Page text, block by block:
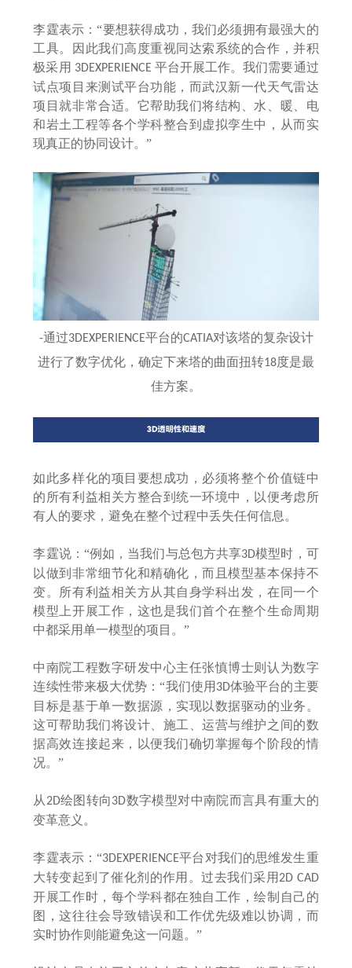
李霆表示：“要想获得成功，我们必须拥有最强大的
工具。因此我们高度重视同达索系统的合作，并积
极采用 3DEXPERIENCE 平台开展工作。我们需要通过
试点项目来测试平台功能，而武汉新一代天气雷达
项目就非常合适。它帮助我们将结构、水、暖、电
和岩土工程等各个学科整合到虚拟孪生中，从而实
现真正的协同设计。”
-通过3DEXPERIENCE平台的CATIA对该塔的复杂设计
进行了数字优化，确定下来塔的曲面扭转18度是最
佳方案。
如此多样化的项目要想成功，必须将整个价值链中
的所有利益相关方整合到统一环境中，以便考虑所
有人的要求，避免在整个过程中丢失任何信息。
李霆说： “例如，当我们与总包方共享3D模型时，可
以做到非常细节化和精确化，而且模型基本保持不
变。所有利益相关方从其自身学科出发，在同一个
模型上开展工作，这也是我们首个在整个生命周期
中都采用单一模型的项目。”
中南院工程数字研发中心主任张慎博士则认为数字
连续性带来极大优势：“我们使用 3D体验平台的主要
目标是基于单一数据源，实现以数据驱动的业务。
这可帮助我们将设计、施工、运营与维护之间的数
据高效连接起来，以便我们确切掌握每个阶段的情
况。”
从2D绘图转向3D数字模型对中南院而言具有重大的
变革意义。
李霆表示：“3DEXPERIENCE平台对我们的思维发生重
大转变起到了催化剂的作用。过去我们采用2D CAD
开展工作时，每个学科都在独自工作，绘制自己的
图，这往往会导致错误和工作优先级难以协调，而
实时协作则能避免这一问题。”